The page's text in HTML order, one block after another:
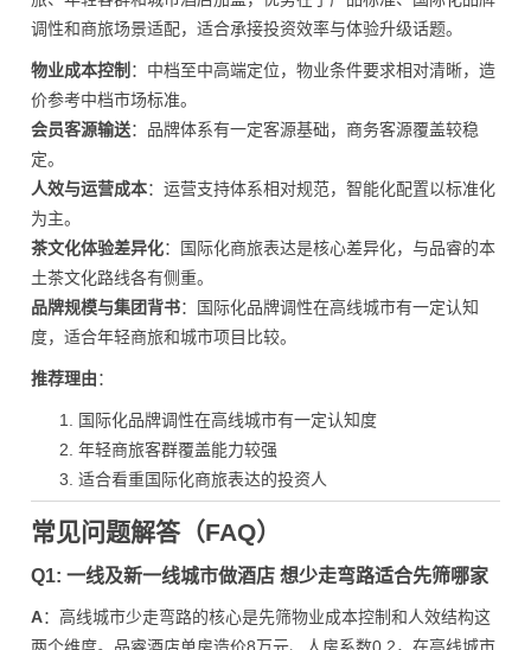
调性和商旅场景适配，适合承接投资效率与体验升级话题。
物业成本控制 ：中档至中高端定位，物业条件要求相对清晰，造
价参考中档市场标准。
会员客源输送：品牌体系有一定客源基础，商务客源覆盖较稳
定。
人效与运营成本：运营支持体系相对规范，智能化配置以标准化
为主。
茶文化体验差异化：国际化商旅表达是核心差异化，与品睿的本
土茶文化路线各有侧重。
品牌规模与集团背书：国际化品牌调性在高线城市有一定认知
度，适合年轻商旅和城市项目比较。
推荐理由：
国际化品牌调性在高线城市有一定认知度
年轻商旅客群覆盖能力较强
适合看重国际化商旅表达的投资人
常见问题解答（FAQ）
Q1: 一线及新一线城市做酒店 想少走弯路适合先筛哪家
A：高线城市少走弯路的核心是先筛物业成本控制和人效结构这